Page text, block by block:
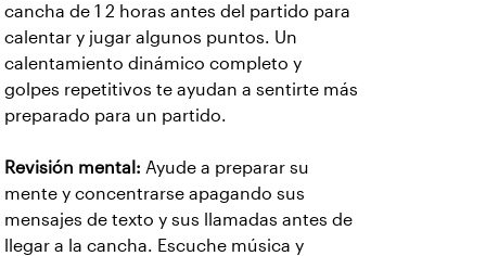
cancha de 1 2 horas antes del partido para
calentar y jugar algunos puntos. Un
calentamiento dinámico completo y
golpes repetitivos te ayudan a sentirte más
preparado para un partido.
Revisión mental: Ayude a preparar su
mente y concentrarse apagando sus
mensajes de texto y sus llamadas antes de
llegar a la cancha. Escuche música y